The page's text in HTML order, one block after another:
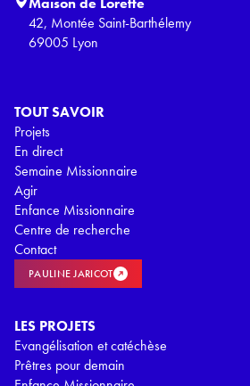
TOUT SAVOIR
Projets
En direct
Semaine Missionnaire
Agir
Enfance Missionnaire
Centre de recherche
Contact
PAULINE JARICOT
LES PROJETS
Evangélisation et catéchèse
Prêtres pour demain
42, Montée Saint-Barthélemy
69005 Lyon